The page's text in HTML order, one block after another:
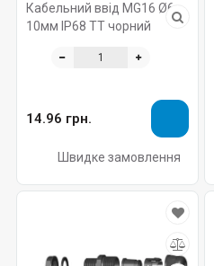
Кабельний ввід MG16 Ø6-
10мм IP68 TT чорний
14.96 грн.
Швидке замовлення